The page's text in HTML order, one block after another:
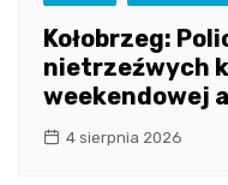
Kołobrzeg:
nietrzeźwych
weekendowej
4 sierpnia 2026